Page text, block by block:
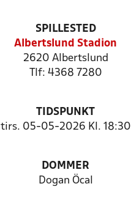
SPILLESTED
Albertslund Stadion
2620 Albertslund
Tlf: 4368 7280
TIDSPUNKT
tirs. 05-05-2026 Kl. 18:30
DOMMER
Dogan Öcal